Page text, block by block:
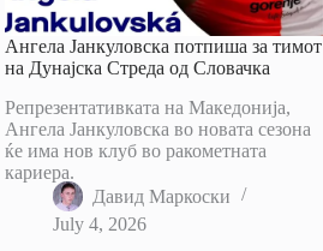
Ангела Јанкуловска потпиша за тимот
на Дунајска Стреда од Словачка
Репрезентативката на Македонија,
Ангела Јанкуловска во новата сезона
ќе има нов клуб во ракометната
кариера.
Давид Маркоски
July 4, 2026